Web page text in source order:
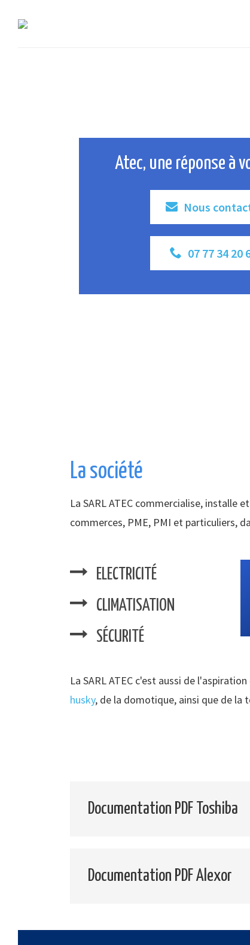
Atec, une réponse à
Nous
07 77 34 20
La société
La SARL ATEC commercialise, installe
commerces, PME, PMI et particuliers,
ELECTRICITÉ
CLIMATISATION
SÉCURITÉ
La SARL ATEC c'est aussi de
husky, de la domotique, ainsi que de la
Documentation PDF Toshiba
Documentation PDF Alexor